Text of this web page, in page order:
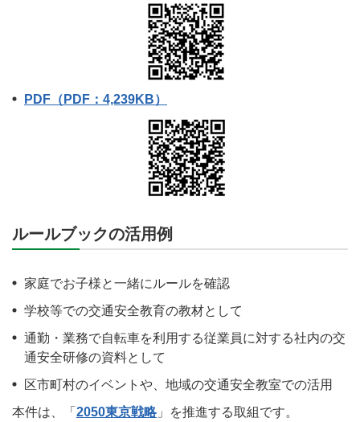
PDF（PDF：4,239KB）
ルールブックの活用例
家庭でお子様と一緒にルールを確認
学校等での交通安全教育の教材として
通勤・業務で自転車を利用する従業員に対する社内の交
通安全研修の資料として
区市町村のイベントや、地域の交通安全教室での活用
本件は、「 2050東京戦略」を推進する取組です。